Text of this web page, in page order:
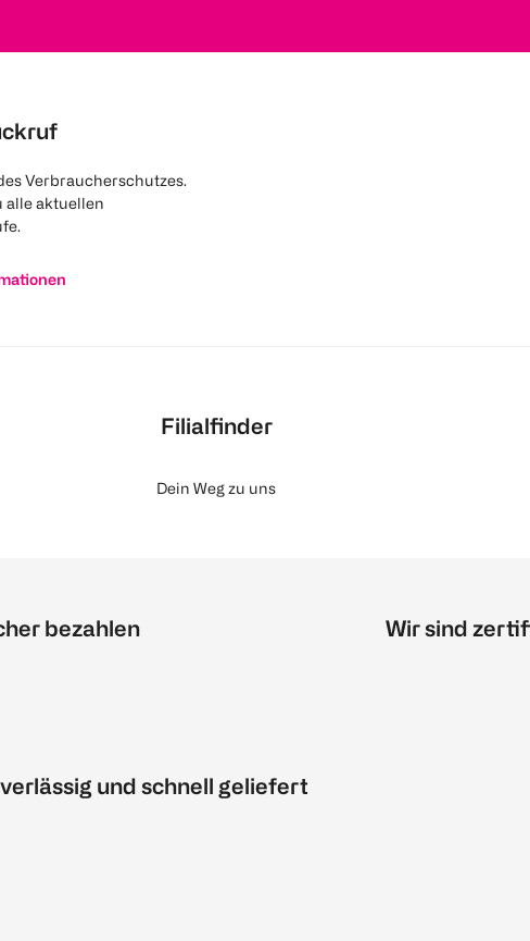
Verbraucherschutzes.
alle aktuellen
Filialfinder
Dein Weg zu uns
bezahlen
und schnell geliefert
Wir sind